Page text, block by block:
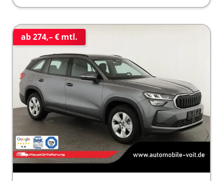
ab 274,– € mtl.